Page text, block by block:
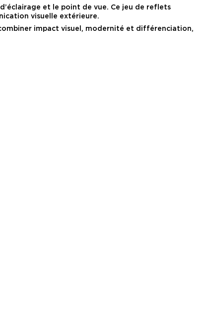
et le point de vue. Ce jeu de reflets
visuelle extérieure.
impact visuel, modernité et différenciation,